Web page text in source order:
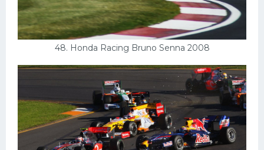
48. Honda Racing Bruno Senna 2008